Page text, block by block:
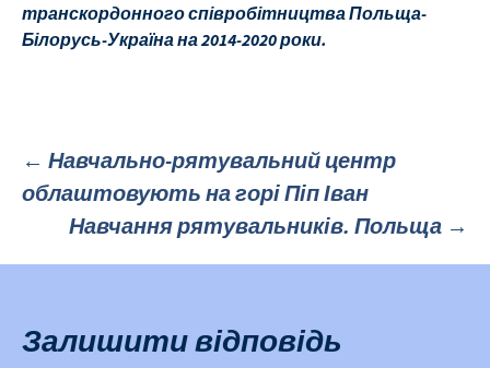
транскордонного співробітництва Польща-
Білорусь-Україна на 2014-2020 роки.
Публікація
навігації
← Навчально-рятувальний центр
облаштовують на горі Піп Іван
Навчання рятувальників. Польща →
Залишити відповідь